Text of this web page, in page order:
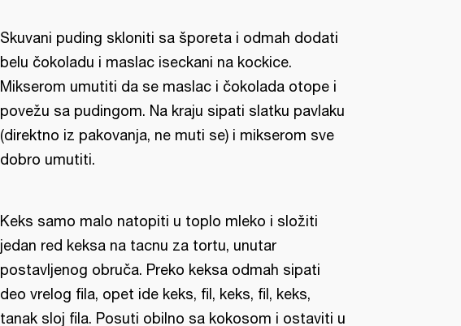
Skuvani puding skloniti sa šporeta i odmah dodati
belu čokoladu i maslac iseckani na kockice.
Mikserom umutiti da se maslac i čokolada otope i
povežu sa pudingom. Na kraju sipati slatku pavlaku
(direktno iz pakovanja, ne muti se) i mikserom sve
dobro umutiti.
Keks samo malo natopiti u toplo mleko i složiti
jedan red keksa na tacnu za tortu, unutar
postavljenog obruča. Preko keksa odmah sipati
deo vrelog fila, opet ide keks, fil, keks, fil, keks,
tanak sloj fila. Posuti obilno sa kokosom i ostaviti u